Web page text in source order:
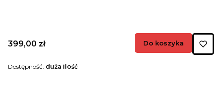
Cena
399,00 zł Do koszyka
Dostępność: duża ilość